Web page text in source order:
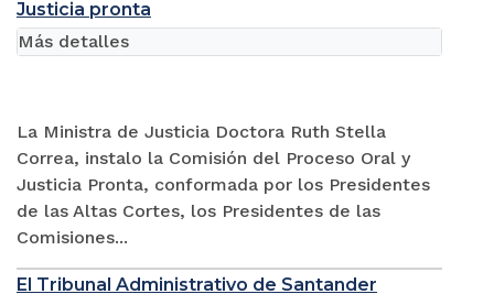
Justicia pronta
La Ministra de Justicia Doctora Ruth Stella
Correa, instalo la Comisión del Proceso Oral y
Justicia Pronta, conformada por los Presidentes
de las Altas Cortes, los Presidentes de las
Comisiones...
Más detalles
El Tribunal Administrativo de Santander